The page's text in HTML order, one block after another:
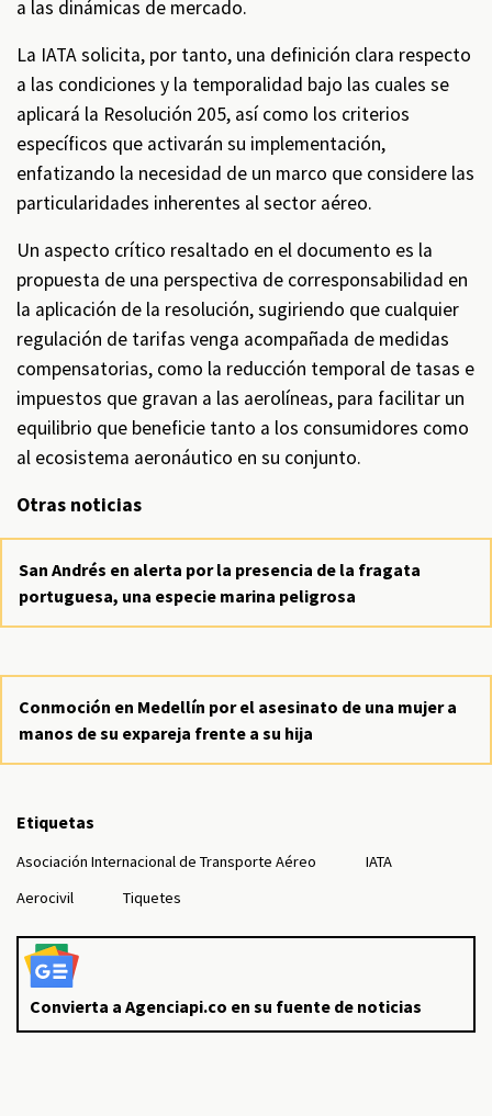
a las dinámicas de mercado.
La IATA solicita, por tanto, una definición clara respecto
a las condiciones y la temporalidad bajo las cuales se
aplicará la Resolución 205, así como los criterios
específicos que activarán su implementación,
enfatizando la necesidad de un marco que considere las
particularidades inherentes al sector aéreo.
Un aspecto crítico resaltado en el documento es la
propuesta de una perspectiva de corresponsabilidad en
la aplicación de la resolución, sugiriendo que cualquier
regulación de tarifas venga acompañada de medidas
compensatorias, como la reducción temporal de tasas e
impuestos que gravan a las aerolíneas, para facilitar un
equilibrio que beneficie tanto a los consumidores como
al ecosistema aeronáutico en su conjunto.
Otras noticias
San Andrés en alerta por la presencia de la fragata
portuguesa, una especie marina peligrosa
Conmoción en Medellín por el asesinato de una mujer a
manos de su expareja frente a su hija
Etiquetas
Asociación Internacional de Transporte Aéreo
IATA
Aerocivil
Tiquetes
Convierta a Agenciapi.co en su fuente de noticias